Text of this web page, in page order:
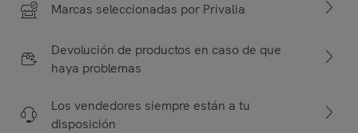
Marcas seleccionadas por Privalia
Devolución de productos en caso de que
haya problemas
Los vendedores siempre están a tu
disposición